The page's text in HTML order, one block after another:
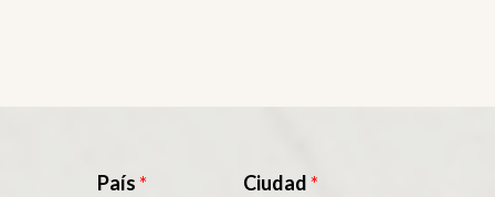
País * Ciudad *